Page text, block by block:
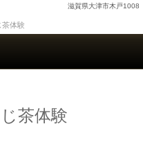
滋賀県大津市木戸1008
茶体験
茶体験